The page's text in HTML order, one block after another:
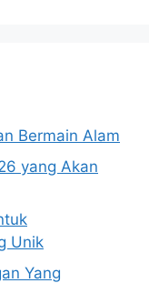
Bermain Alam
yang Akan
Unik
Yang